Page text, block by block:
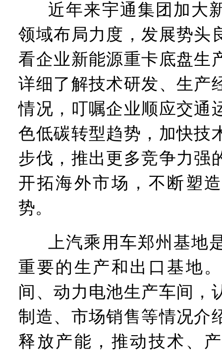
河南可再生能源装机突破1
三个“没想到”刷新港区速度
336件（组）意大利文物在
河南省政协十三届常委会第
习近平对防汛救灾工作作出
郑州、济南、青岛三城联
2026年“文明实践进基层”主
省政协十三届常委会第二十
“七一勋章”获得者丨“炼油
“建设社会主义现代化强国
豫篮联赛结束第十七轮争夺
算力，正在重新“耕种”中原
河南省二十条硬核举措出炉
河南省主汛期防汛抗旱工
“从根本上改变了中国人民
近年来宇通集团加大
领域布局力度，发展势头
看企业新能源重卡底盘生
详细了解技术研发、生产
情况，叮嘱企业顺应交通
色低碳转型趋势，加快技
步伐，推出更多竞争力强
开拓海外市场，不断塑
势。
上汽乘用车郑州基地
重要的生产和出口基地
间、动力电池生产车间，
制造、市场销售等情况介
释放产能，推动技术、